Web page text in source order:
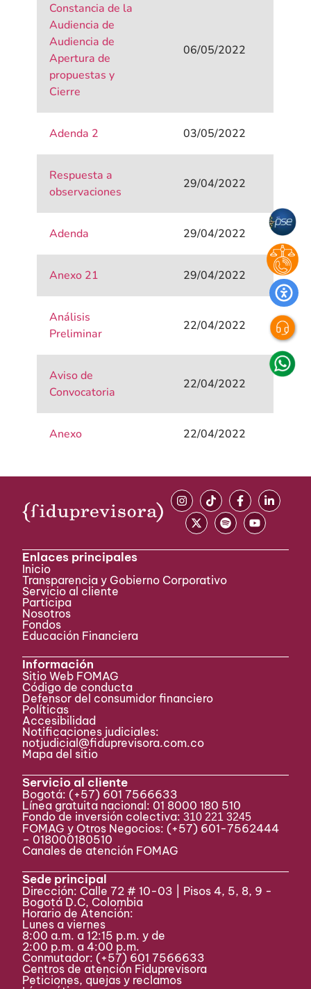
Constancia de la
Audiencia de
Audiencia de
Apertura de
propuestas y
Cierre
06/05/2022
Adenda 2 03/05/2022
Respuesta a
observaciones
29/04/2022
Adenda 29/04/2022
Anexo 21 29/04/2022
Análisis
Preliminar
22/04/2022
Aviso de
Convocatoria
22/04/2022
Anexo 22/04/2022
Enlaces principales
Inicio
Transparencia y Gobierno Corporativo
Servicio al cliente
Participa ​
Nosotros
Fondos
Educación Financiera
Información
Sitio Web FOMAG
Código de conducta
Defensor del consumidor financiero
Políticas
Accesibilidad
Notificaciones judiciales:
notjudicial@fiduprevisora.com.co
Mapa del sitio
Servicio al cliente
Bogotá: (+57) 601 7566633
Línea gratuita nacional: 01 8000 180 510
Fondo de inversión colectiva:310 221 3245
FOMAG y Otros Negocios: (+57) 601-7562444
– 018000180510
Canales de atención FOMAG
Sede principal
Dirección: Calle 72 # 10-03 | Pisos 4, 5, 8, 9 -
Bogotá D.C, Colombia
Horario de Atención:
Lunes a viernes
8:00 a.m. a 12:15 p.m. y de
2:00 p.m. a 4:00 p.m.
Conmutador: (+57) 601 7566633
Centros de atención Fiduprevisora
Peticiones, quejas y reclamos